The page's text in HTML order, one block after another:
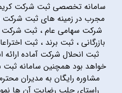
سامانه تخصصی ثبت شرکت
مجرب در زمینه های ثبت شرکت
شرکت سهامی عام ، ثبت
بازرگانی ، ثبت برند ، ثبت
ثبت انحلال شرکت آماده
خواهد بود همچنین سامانه
مشاوره رایگان به مدیران
راستای جلب رضایت آن ها